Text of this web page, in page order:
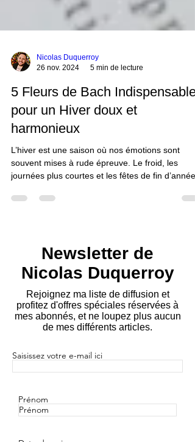
26 nov. 2024
5 min de lecture
5 Fleurs de Bach Indispensables
pour un Hiver doux et
harmonieux
L’hiver est une saison où nos émotions sont
souvent mises à rude épreuve. Le froid, les
journées plus courtes et les fêtes de fin
Newsletter de
Nicolas Duquerroy
Rejoignez ma liste de diffusion et
profitez d'offres spéciales réservées à
Saisissez votre e-mail ici
Prénom